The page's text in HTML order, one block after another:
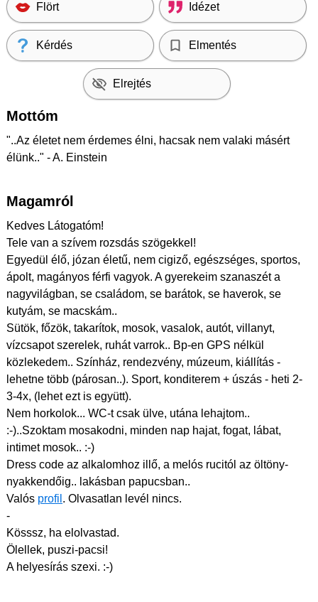
Flört Idézet
Kérdés Elmentés
Elrejtés
Mottóm
"..Az életet nem érdemes élni, hacsak nem valaki másért
élünk.." - A. Einstein
Magamról
Kedves Látogatóm!
Tele van a szívem rozsdás szögekkel!
Egyedül élő, józan életű, nem cigiző, egészséges, sportos,
ápolt, magányos férfi vagyok. A gyerekeim szanaszét a
nagyvilágban, se családom, se barátok, se haverok, se
kutyám, se macskám..
Sütök, főzök, takarítok, mosok, vasalok, autót, villanyt,
vízcsapot szerelek, ruhát varrok.. Bp-en GPS nélkül
közlekedem.. Színház, rendezvény, múzeum, kiállítás -
lehetne több (párosan..). Sport, konditerem + úszás - heti 2-
3-4x, (lehet ezt is együtt).
Nem horkolok... WC-t csak ülve, utána lehajtom..
:-)..Szoktam mosakodni, minden nap hajat, fogat, lábat,
intimet mosok.. :-)
Dress code az alkalomhoz illő, a melós rucitól az öltöny-
nyakkendőig.. lakásban papucsban..
Valós profil . Olvasatlan levél nincs.
-
Kösssz, ha elolvastad.
Ölellek, puszi-pacsi!
A helyesírás szexi. :-)